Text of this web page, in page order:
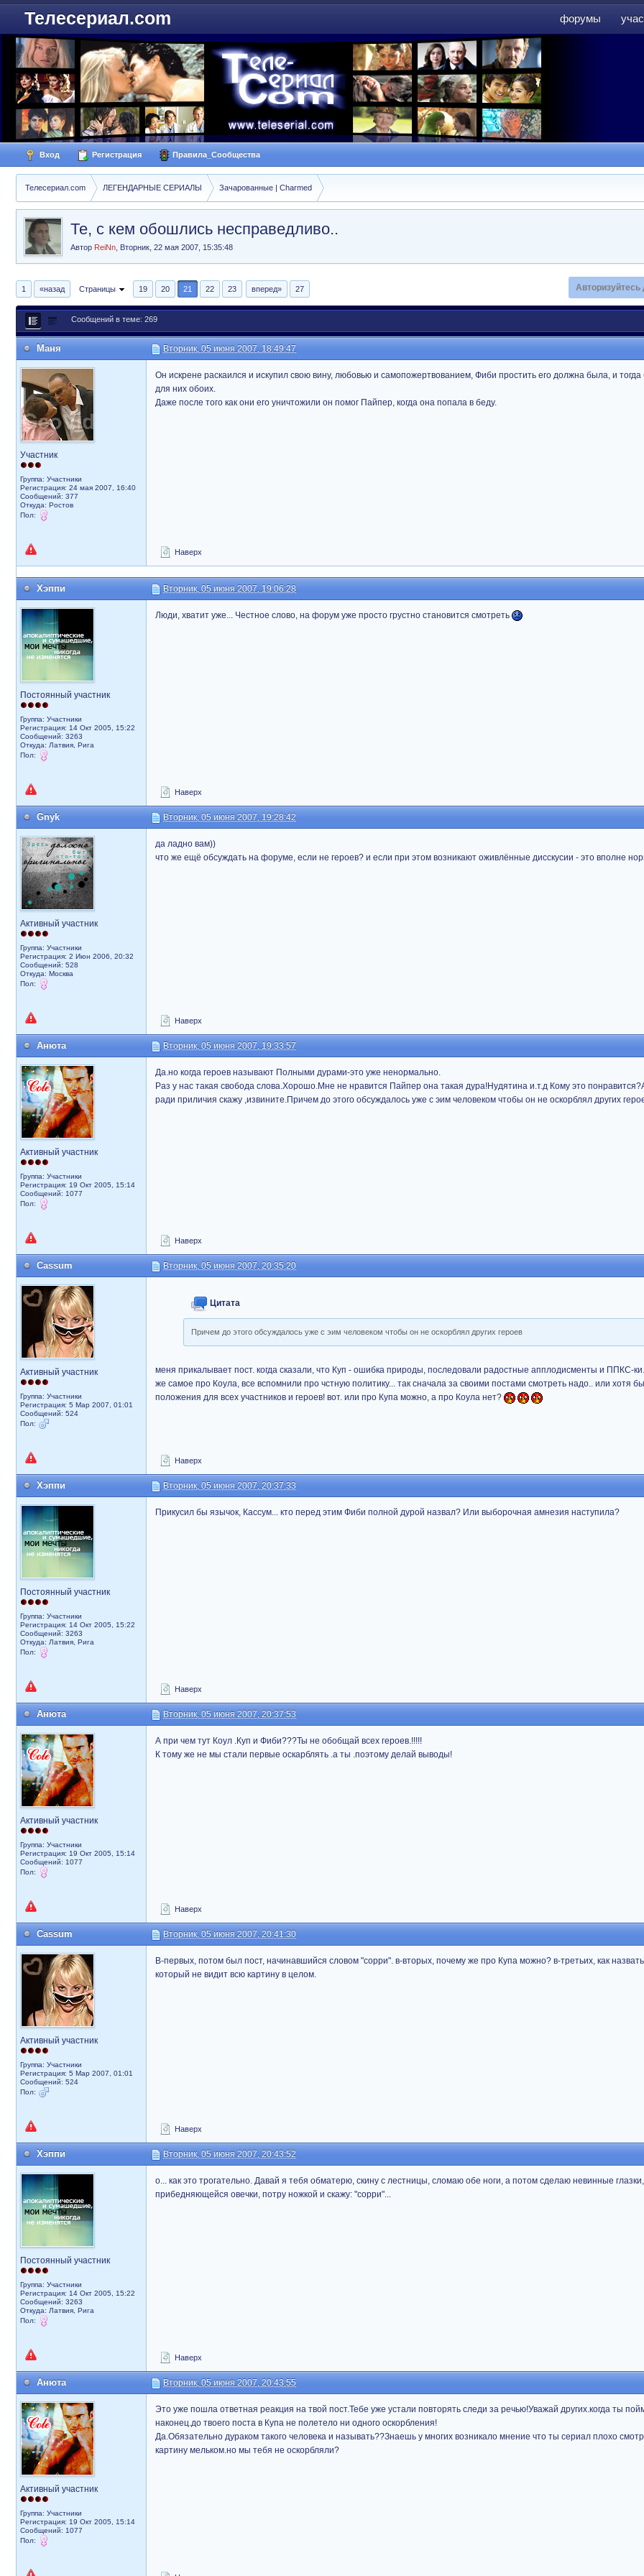
форумы
Телесериал.com
Вход Регистрация Правила_Сообщества
Телесериал.com ЛЕГЕНДАРНЫЕ СЕРИАЛЫ Зачарованные | Charmed
Те, с кем обошлись несправедливо..
Автор ReiNn Вторник, 22 мая 2007, 15:35:48
1 «назад Страницы 19 20 21 22 23 вперед» 27 Авторизуйтесь
Сообщений в теме: 269
Маня Вторник, 05 июня 2007, 18:49:47
Участник
Группа: Участники
Регистрация: 24 мая 2007, 16:40
Сообщений: 377
Откуда: Ростов
Пол:
Он искрене раскаился и искупил свою вину, любовью и самопожертвованием, Фиби простить его должна была, и
для них обоих.
Даже после того как они его уничтожили он помог Пайпер, когда она попала в беду.
Наверх
Хэппи Вторник, 05 июня 2007, 19:06:28
Постоянный участник
Группа: Участники
Регистрация: 14 Окт 2005, 15:22
Сообщений: 3263
Откуда: Латвия, Рига
Пол:
Люди, хватит уже... Честное слово, на форум уже просто грустно становится смотреть
Наверх
Gnyk Вторник, 05 июня 2007, 19:28:42
Активный участник
Группа: Участники
Регистрация: 2 Июн 2006, 20:32
Сообщений: 528
Откуда: Москва
Пол:
да ладно вам))
что же ещё обсуждать на форуме, если не героев? и если при этом возникают оживлённые дисскусии - это вполне
Наверх
Анюта Вторник, 05 июня 2007, 19:33:57
Активный участник
Группа: Участники
Регистрация: 19 Окт 2005, 15:14
Сообщений: 1077
Пол:
Да.но когда героев называют Полными дурами-это уже ненормально.
Раз у нас такая свобода слова.Хорошо.Мне не нравится Пайпер она такая дура!Нудятина и.т.д Кому это
ради приличия скажу ,извините.Причем до этого обсуждалось уже с эим человеком чтобы он не оскорблял других
Наверх
Cassum Вторник, 05 июня 2007, 20:35:20
Активный участник
Группа: Участники
Регистрация: 5 Мар 2007, 01:01
Сообщений: 524
Пол:
Цитата
Причем до этого обсуждалось уже с эим человеком чтобы он не оскорблял других героев
меня прикалывает пост. когда сказали, что Куп - ошибка природы, последовали радостные апплодисменты и ППКС-ки.
же самое про Коула, все вспомнили про чстную политику... так сначала за своими постами смотреть надо.. или хотя
положения для всех участников и героев! вот. или про Купа можно, а про Коула нет?
Наверх
Хэппи Вторник, 05 июня 2007, 20:37:33
Постоянный участник
Группа: Участники
Регистрация: 14 Окт 2005, 15:22
Сообщений: 3263
Откуда: Латвия, Рига
Пол:
Прикусил бы язычок, Кассум... кто перед этим Фиби полной дурой назвал? Или выборочная амнезия наступила?
Наверх
Анюта Вторник, 05 июня 2007, 20:37:53
Активный участник
Группа: Участники
Регистрация: 19 Окт 2005, 15:14
Сообщений: 1077
Пол:
А при чем тут Коул .Куп и Фиби???Ты не обобщай всех героев.!!!!!
К тому же не мы стали первые оскарблять .а ты .поэтому делай выводы!
Наверх
Cassum Вторник, 05 июня 2007, 20:41:30
Активный участник
Группа: Участники
Регистрация: 5 Мар 2007, 01:01
Сообщений: 524
Пол:
В-первых, потом был пост, начинавшийся словом "сорри". в-вторых, почему же про Купа можно? в-третьих, как
который не видит всю картину в целом.
Наверх
Хэппи Вторник, 05 июня 2007, 20:43:52
Постоянный участник
Группа: Участники
Регистрация: 14 Окт 2005, 15:22
Сообщений: 3263
Откуда: Латвия, Рига
Пол:
о... как это трогательно. Давай я тебя обматерю, скину с лестницы, сломаю обе ноги, а потом сделаю невинные глазки,
прибедняющейся овечки, потру ножкой и скажу: "сорри"...
Наверх
Анюта Вторник, 05 июня 2007, 20:43:55
Активный участник
Группа: Участники
Регистрация: 19 Окт 2005, 15:14
Сообщений: 1077
Пол:
Это уже пошла ответная реакция на твой пост.Тебе уже устали повторять следи за речью!Уважай других.когда ты
наконец.до твоего поста в Купа не полетело ни одного оскорбления!
Да.Обязательно дураком такого человека и называть??Знаешь у многих возникало мнение что ты сериал плохо
картину мельком.но мы тебя не оскорбляли?